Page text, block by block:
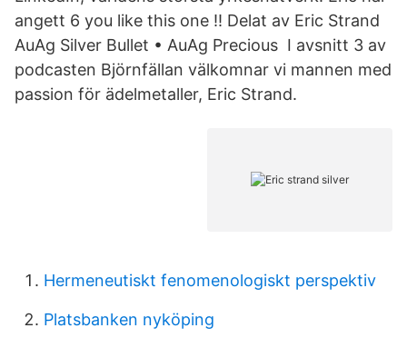
angett 6 you like this one !! Delat av Eric Strand
AuAg Silver Bullet • AuAg Precious I avsnitt 3 av
podcasten Björnfällan välkomnar vi mannen med
passion för ädelmetaller, Eric Strand.
Hermeneutiskt fenomenologiskt perspektiv
Platsbanken nyköping